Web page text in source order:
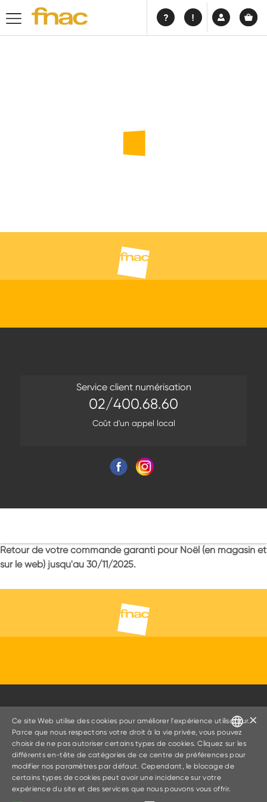
Service client numérisation
02/400.68.60
Coût d'un appel local
Retour de votre commande garanti pour Noël (en magasin et
sur le web) jusqu'au 30/11/2025.
Service client numérisation
02/400.68.60
Coût d'un appel local
FRENCH
DUTCH
×
Ce site Web utilise des cookies pour améliorer l'expérience utilisateur.
Parce que nous respectons votre droit à la vie privée, vous pouvez
choisir de ne pas autoriser certains types de cookies. Cliquez sur les
différents en-tête de catégories de ce centre de préférences pour
modifier nos paramètres par défaut. Cependant, le blocage de
certains types de cookies peut avoir une incidence sur votre
expérience du site et des services que nous pouvons vous offrir.